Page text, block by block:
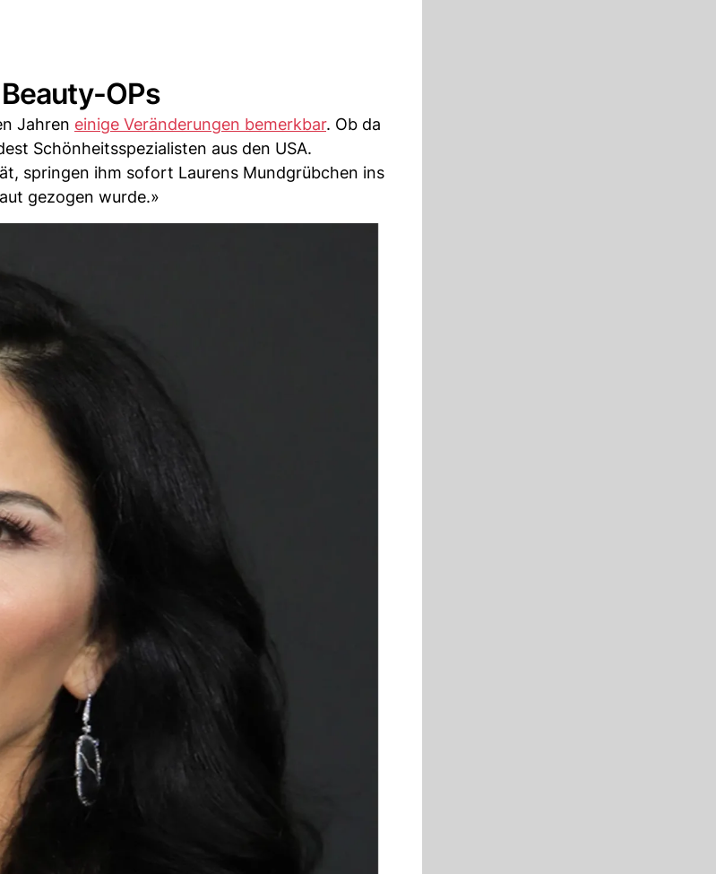
OPs
Jahren einige Veränderungen bemerkbar. Ob da
Schönheitsspezialisten aus den USA.
springen ihm sofort Laurens Mundgrübchen ins
gezogen wurde.»